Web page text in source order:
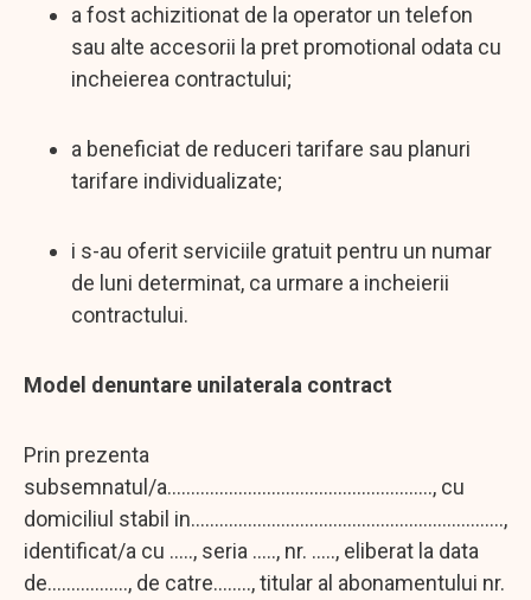
a fost achizitionat de la operator un telefon
sau alte accesorii la pret promotional odata cu
incheierea contractului;
a beneficiat de reduceri tarifare sau planuri
tarifare individualizate;
i s-au oferit serviciile gratuit pentru un numar
de luni determinat, ca urmare a incheierii
contractului.
Model denuntare unilaterala contract
Prin prezenta
subsemnatul/a........................................................, cu
domiciliul stabil in..................................................................,
identificat/a cu ....., seria ....., nr. ....., eliberat la data
de................., de catre........, titular al abonamentului nr.